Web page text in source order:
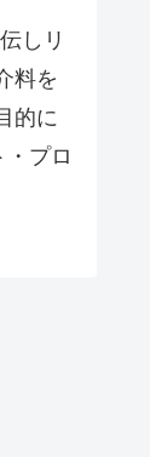
しリ
料を
的に
プロ